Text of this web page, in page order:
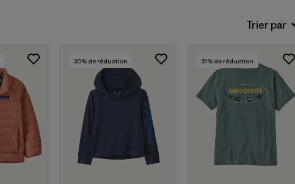
30% de réduction 31% de réduction